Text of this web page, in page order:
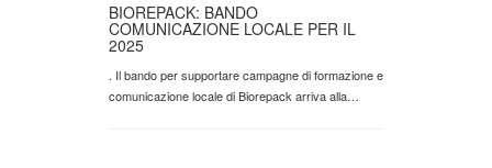
BIOREPACK: BANDO
COMUNICAZIONE LOCALE PER IL
2025
. Il bando per supportare campagne di formazione e
comunicazione locale di Biorepack arriva alla…